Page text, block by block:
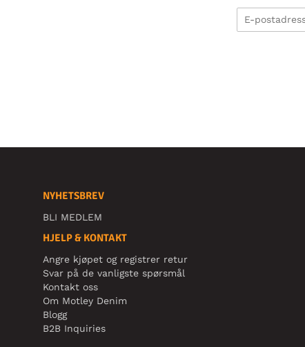
NYHETSBREV
BLI MEDLEM
HJELP & KONTAKT
Angre kjøpet og registrer retur
Svar på de vanligste spørsmål
Kontakt oss
Om Motley Denim
Blogg
B2B Inquiries